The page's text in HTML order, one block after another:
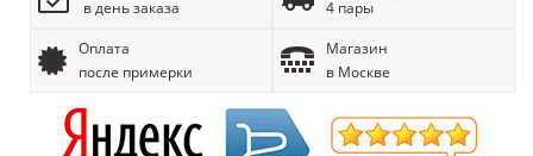
в день заказа
4 пары
Оплата
после примерки
Магазин
в Москве